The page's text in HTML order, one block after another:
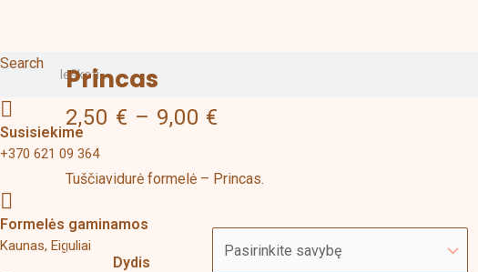
Search
Susisiekime
+370 621 09 364
Formelės gaminamos
Kaunas, Eiguliai
Princas
2,50 € – 9,00 €
Tuščiavidurė formelė – Princas.
Dydis
kiekis: